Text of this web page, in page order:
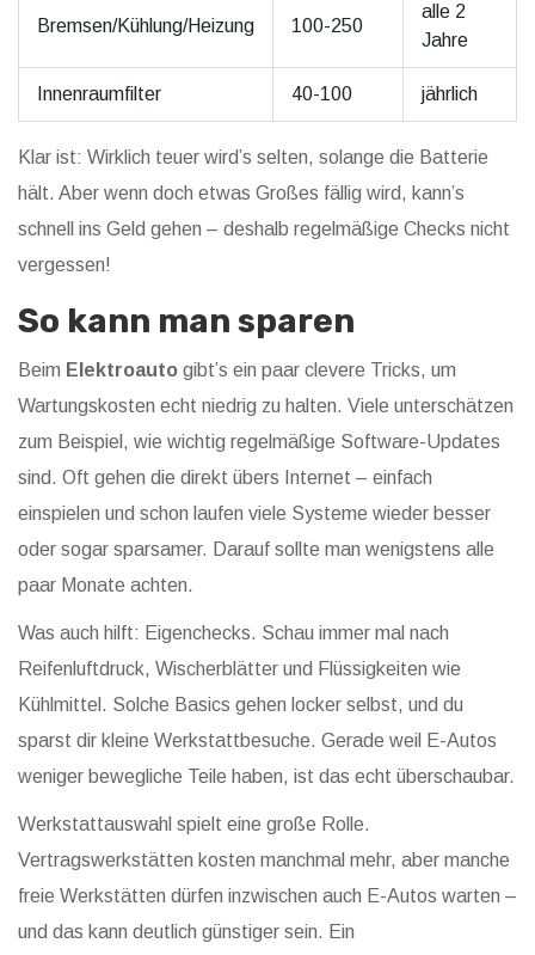
Bremsen/Kühlung/Heizung 100-250
alle 2
Jahre
Innenraumfilter 40-100 jährlich
Klar ist: Wirklich teuer wird’s selten, solange die Batterie
hält. Aber wenn doch etwas Großes fällig wird, kann’s
schnell ins Geld gehen – deshalb regelmäßige Checks nicht
vergessen!
So kann man sparen
Beim Elektroauto gibt’s ein paar clevere Tricks, um
Wartungskosten echt niedrig zu halten. Viele unterschätzen
zum Beispiel, wie wichtig regelmäßige Software-Updates
sind. Oft gehen die direkt übers Internet – einfach
einspielen und schon laufen viele Systeme wieder besser
oder sogar sparsamer. Darauf sollte man wenigstens alle
paar Monate achten.
Was auch hilft: Eigenchecks. Schau immer mal nach
Reifenluftdruck, Wischerblätter und Flüssigkeiten wie
Kühlmittel. Solche Basics gehen locker selbst, und du
sparst dir kleine Werkstattbesuche. Gerade weil E-Autos
weniger bewegliche Teile haben, ist das echt überschaubar.
Werkstattauswahl spielt eine große Rolle.
Vertragswerkstätten kosten manchmal mehr, aber manche
freie Werkstätten dürfen inzwischen auch E-Autos warten –
und das kann deutlich günstiger sein. Ein